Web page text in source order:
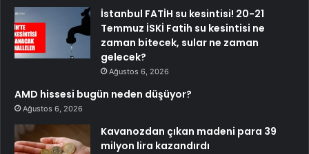
İstanbul FATİH su kesintisi! 20-21
Temmuz İSKİ Fatih su kesintisi ne
zaman bitecek, sular ne zaman
gelecek?
Ağustos 6, 2026
AMD hissesi bugün neden düşüyor?
Ağustos 6, 2026
Kavanozdan çıkan madeni para 39
milyon lira kazandırdı